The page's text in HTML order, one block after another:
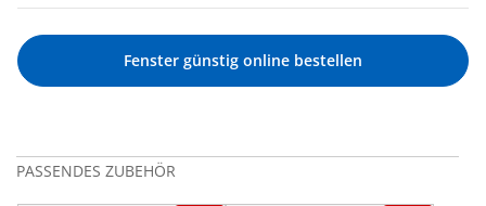
Fenster günstig online bestellen
PASSENDES ZUBEHÖR